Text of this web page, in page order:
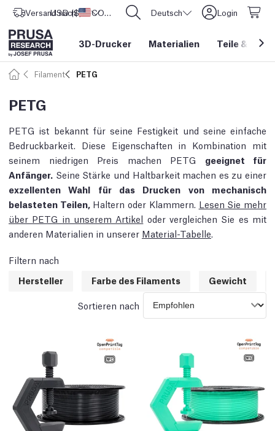
Versand nach Vereinigte Staaten
USD ($) CORE One L: Jetzt auf Lager! Deutsch Login
3D-Drucker Materialien Teile &
Filament PETG
PETG
PETG ist bekannt für seine Festigkeit und seine einfache
Bedruckbarkeit. Diese Eigenschaften in Kombination mit
seinem niedrigen Preis machen PETG geeignet für
Anfänger. Seine Stärke und Haltbarkeit machen es zu einer
exzellenten Wahl für das Drucken von mechanisch
belasteten Teilen, Haltern oder Klammern. Lesen Sie mehr
über PETG in unserem Artikel oder vergleichen Sie es mit
anderen Materialien in unserer Material-Tabelle
Filtern nach
Hersteller
Farbe des Filaments Gewicht
Sortieren nach